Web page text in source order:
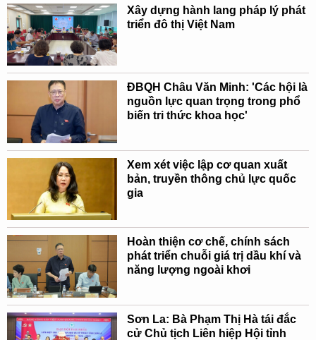
Xây dựng hành lang pháp lý phát
triển đô thị Việt Nam
ĐBQH Châu Văn Minh: 'Các hội là
nguồn lực quan trọng trong phổ
biến tri thức khoa học'
Xem xét việc lập cơ quan xuất
bản, truyền thông chủ lực quốc
gia
Hoàn thiện cơ chế, chính sách
phát triển chuỗi giá trị dầu khí và
năng lượng ngoài khơi
Sơn La: Bà Phạm Thị Hà tái đắc
cử Chủ tịch Liên hiệp Hội tỉnh